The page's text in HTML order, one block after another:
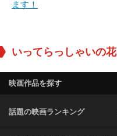
ます！
いってらっしゃいの花
映画作品を探す
話題の映画ランキング